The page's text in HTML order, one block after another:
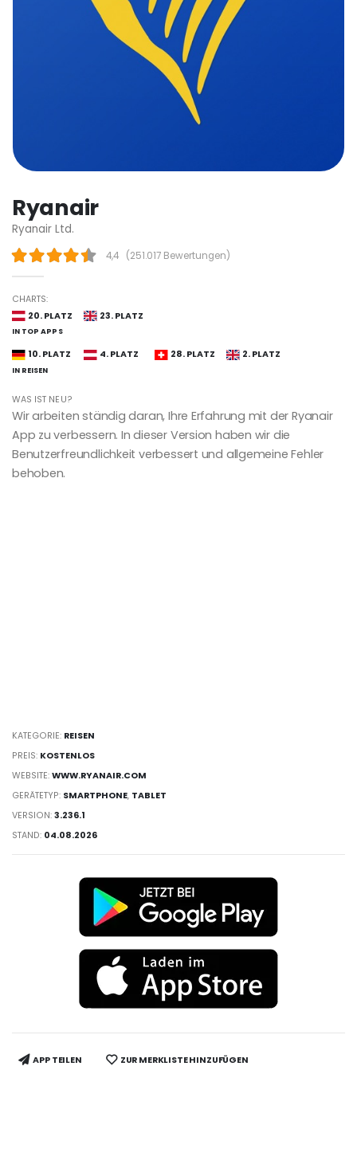
Ryanair
Ryanair Ltd.
4,4 (251.017 Bewertungen)
CHARTS:
20. PLATZ
23. PLATZ
IN TOP APPS
10. PLATZ 4. PLATZ 28. PLATZ 2. PLATZ
IN REISEN
WAS IST NEU?
Wir arbeiten ständig daran, Ihre Erfahrung mit der Ryanair
App zu verbessern. In dieser Version haben wir die
Benutzerfreundlichkeit verbessert und allgemeine Fehler
behoben.
KATEGORIE: REISEN
PREIS: KOSTENLOS
WEBSITE:WWW.RYANAIR.COM
GERÄTETYP: SMARTPHONE, TABLET
VERSION:3.236.1
STAND: 04.08.2026
APP TEILEN ZUR MERKLISTE HINZUFÜGEN